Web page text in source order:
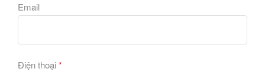
Email
Điện thoại*